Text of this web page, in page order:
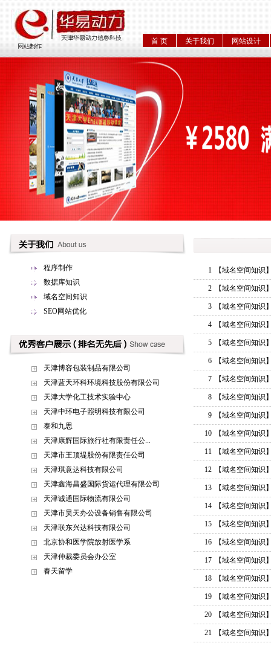
首 页 关于我们 网站设计
程序制作
数据库知识
域名空间知识
SEO网站优化
天津博容包装制品有限公司
天津蓝天环科环境科技股份有限公司
天津大学化工技术实验中心
天津中环电子照明科技有限公司
泰和九思
天津康辉国际旅行社有限责任公...
天津市王顶堤股份有限责任公司
天津琪意达科技有限公司
天津鑫海昌盛国际货运代理有限公司
天津诚通国际物流有限公司
天津市昊天办公设备销售有限公司
天津联东兴达科技有限公司
北京协和医学院放射医学系
天津仲裁委员会办公室
春天留学
【域名空间知识
1
【域名空间知识
2
【域名空间知识
3
【域名空间知识
4
【域名空间知识
5
【域名空间知识
6
【域名空间知识
7
【域名空间知识
8
【域名空间知识
9
【域名空间知识
10
【域名空间知识
11
【域名空间知识
12
【域名空间知识
13
【域名空间知识
14
【域名空间知识
15
【域名空间知识
16
【域名空间知识
17
【域名空间知识
18
【域名空间知识
19
【域名空间知识
20
【域名空间知识
21